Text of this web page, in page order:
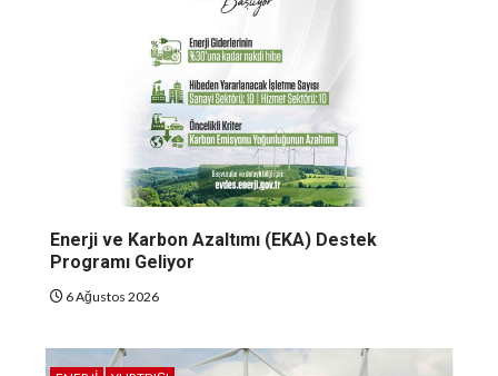
Enerji ve Karbon Azaltımı (EKA) Destek
Programı Geliyor
6 Ağustos 2026